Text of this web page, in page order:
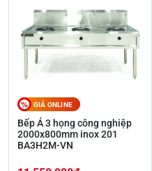
GIÁ ONLINE
Bếp Á 3 họng công nghiệp
2000x800mm inox 201
BA3H2M-VN